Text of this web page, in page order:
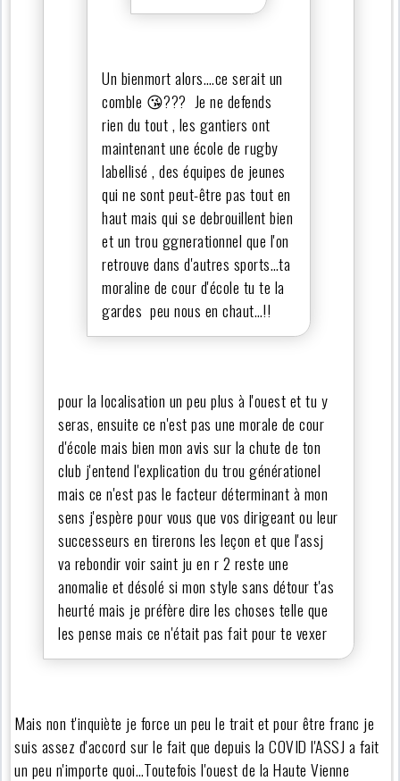
Un bienmort alors….ce serait un
comble 😘??? Je ne defends
rien du tout , les gantiers ont
maintenant une école de rugby
labellisé , des équipes de jeunes
qui ne sont peut-être pas tout en
haut mais qui se debrouillent bien
et un trou ggnerationnel que l'on
retrouve dans d'autres sports…ta
moraline de cour d'école tu te la
gardes peu nous en chaut…!!
pour la localisation un peu plus à l'ouest et tu y
seras, ensuite ce n'est pas une morale de cour
d'école mais bien mon avis sur la chute de ton
club j'entend l'explication du trou générationel
mais ce n'est pas le facteur déterminant à mon
sens j'espère pour vous que vos dirigeant ou leur
successeurs en tirerons les leçon et que l'assj
va rebondir voir saint ju en r 2 reste une
anomalie et désolé si mon style sans détour t'as
heurté mais je préfère dire les choses telle que
les pense mais ce n'était pas fait pour te vexer
Mais non t'inquiète je force un peu le trait et pour être franc je
suis assez d'accord sur le fait que depuis la COVID l'ASSJ a fait
un peu n'importe quoi…Toutefois l'ouest de la Haute Vienne